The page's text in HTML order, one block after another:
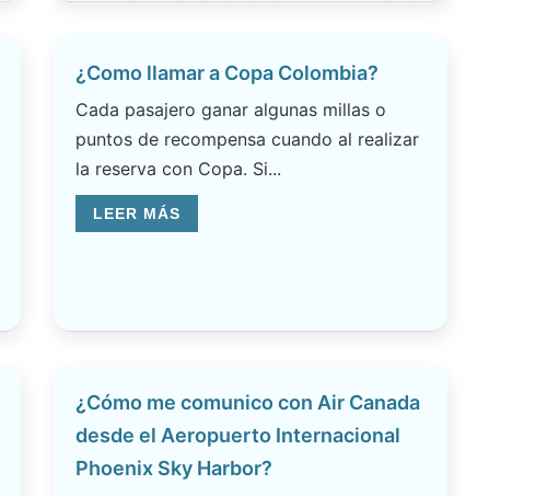
¿Como llamar a Copa Colombia?
Cada pasajero ganar algunas millas o
puntos de recompensa cuando al realizar
la reserva con Copa. Si...
LEER MÁS
¿Cómo me comunico con Air Canada
desde el Aeropuerto Internacional
Phoenix Sky Harbor?